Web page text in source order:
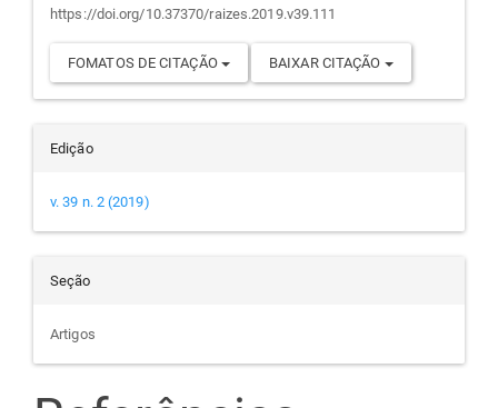
https://doi.org/10.37370/raizes.2019.v39.111
FOMATOS DE CITAÇÃO BAIXAR CITAÇÃO
Edição
v. 39 n. 2 (2019)
Seção
Artigos